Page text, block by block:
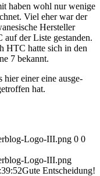
haben wohl nur wenige
Viel eher war der
Hersteller
auf der Liste gestanden.
HTC hatte sich in den
7 bekannt.
hier einer eine aus­ge­
hat.
Logo-III.png 0 0
Logo-III.png
Gute Entscheidung!